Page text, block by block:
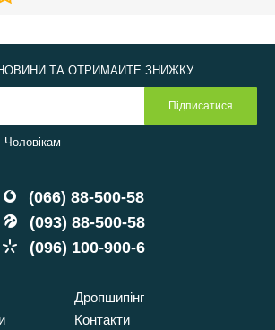
(066) 88-500-58
(093) 88-500-58
(096) 100-900-6
Дропшипінг
Контакти
ТА ОТРИМАЙТЕ ЗНИЖКУ
Чоловікам